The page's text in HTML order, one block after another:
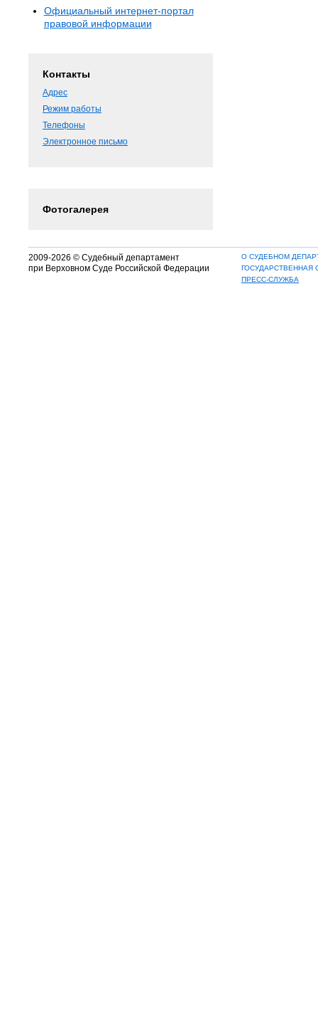
Официальный интернет-портал
правовой информации
Контакты
Адрес
Режим работы
Телефоны
Электронное письмо
Фотогалерея
2009-2026 © Судебный департамент
при Верховном Суде Российской Федерации
О СУДЕБНОМ
ГОСУДАРСТВЕННАЯ
ПРЕСС-СЛУЖБА